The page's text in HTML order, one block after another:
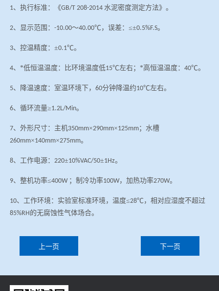
1、执行标准：《GB/T 208-2014 水泥密度测定方法》。
2、显示范围： -10.00～40.00℃，误差：≤±0.5%F.S。
3、控温精度：±0.1℃。
4、*低恒温温度：比环境温度低15℃左右；*高恒温温度： 40℃。
5、降温速度：室温环境下， 60分钟降温约10℃左右。
6、循环流量≥1.2L/Min。
7、外形尺寸：主机350mm×290mm×125mm；水槽
260mm×140mm×275mm。
8、工作电源： 220±10%VAC/50±1Hz。
9、整机功率≤400W ；制冷功率100W，加热功率270W。
10、工作环境：实验室标准环境，温度≤28℃，相对应湿度不超过
85%RH 的无腐蚀性气体场合。
上一页 下一页